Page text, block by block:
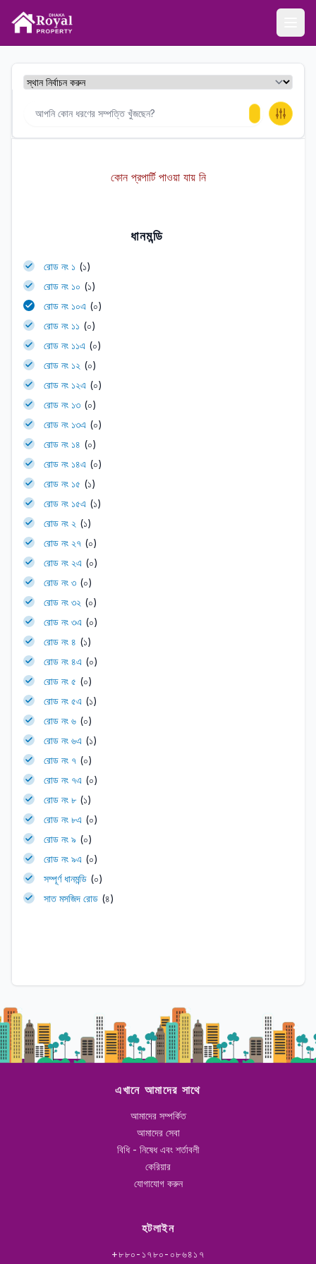
ঢাকা রয়েল প্রপার্টি
কোন প্রপার্টি পাওয়া যায় নি
ধানমন্ডি
রোড নং ১ (১)
রোড নং ১০ (১)
রোড নং ১০এ (০)
রোড নং ১১ (০)
রোড নং ১১এ (০)
রোড নং ১২ (০)
রোড নং ১২এ (০)
রোড নং ১৩ (০)
রোড নং ১৩এ (০)
রোড নং ১৪ (০)
রোড নং ১৪এ (০)
রোড নং ১৫ (১)
রোড নং ১৫এ (১)
রোড নং ২ (১)
রোড নং ২৭ (০)
রোড নং ২এ (০)
রোড নং ৩ (০)
রোড নং ৩২ (০)
রোড নং ৩এ (০)
রোড নং ৪ (১)
রোড নং ৪এ (০)
রোড নং ৫ (০)
রোড নং ৫এ (১)
রোড নং ৬ (০)
রোড নং ৬এ (১)
রোড নং ৭ (০)
রোড নং ৭এ (০)
রোড নং ৮ (১)
রোড নং ৮এ (০)
রোড নং ৯ (০)
রোড নং ৯এ (০)
সম্পূর্ণ ধানমন্ডি (০)
সাত মসজিদ রোড (৪)
এখানে আমাদের সাথে
আমাদের সম্পর্কিত
আমাদের সেবা
বিধি - নিষেধ এবং শর্তাবলী
কেরিয়ার
যোগাযোগ করুন
হটলাইন
+৮৮০-১৭৮০-০৮৬৪১৭